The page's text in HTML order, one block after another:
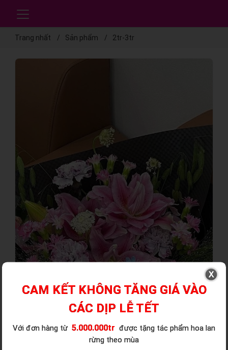
Trang nhất Sản phẩm 2tr-3tr
CAM KẾT KHÔNG TĂNG GIÁ VÀO
CÁC DỊP LỄ TẾT
Với đơn hàng từ 5.000.000tr được tặng tác phẩm hoa lan
rừng theo mùa